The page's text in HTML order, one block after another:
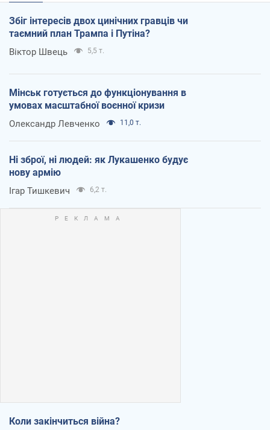
Збіг інтересів двох цинічних гравців чи
таємний план Трампа і Путіна?
Віктор Швець 5,5 т.
Мінськ готується до функціонування в
умовах масштабної воєнної кризи
Олександр Левченко 11,0 т.
Ні зброї, ні людей: як Лукашенко будує
нову армію
Ігар Тишкевич 6,2 т.
Коли закінчиться війна?